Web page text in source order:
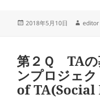
投
2018年5月10日
作
editor
第２Ｑ TAの
ンプロジェ
of